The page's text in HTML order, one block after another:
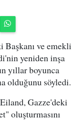
ve emekli
yeniden inşa
yıllar boyunca
olduğunu söyledi.
Gazze'deki
oluşturmasını